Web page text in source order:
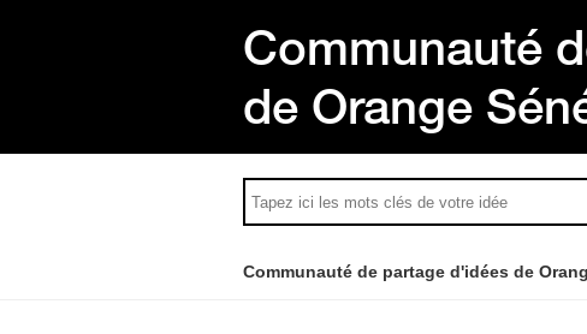
Communauté
de Orange
Communauté de partage d'idées de